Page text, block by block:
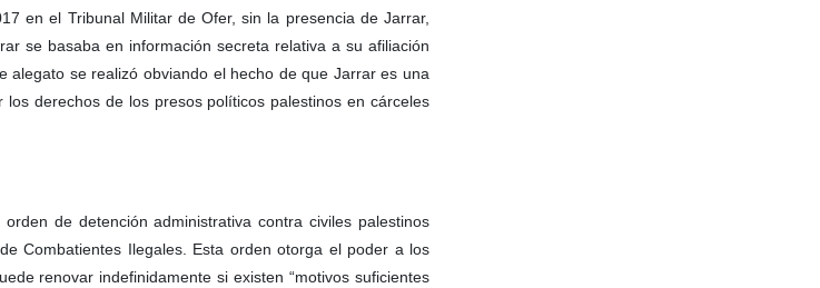
en el Tribunal Militar de Ofer, sin la presencia de Jarrar,
se basaba en información secreta relativa a su afiliación
alegato se realizó obviando el hecho de que Jarrar es una
derechos de los presos políticos palestinos en cárceles
de detención administrativa contra civiles palestinos
Combatientes Ilegales. Esta orden otorga el poder a los
renovar indefinidamente si existen “motivos suficientes